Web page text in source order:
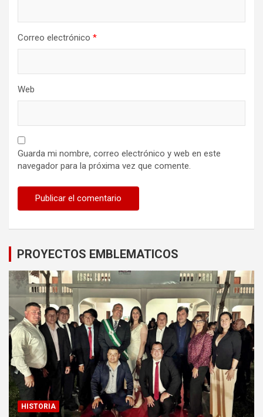
Correo electrónico *
Web
Guarda mi nombre, correo electrónico y web en este
navegador para la próxima vez que comente.
PROYECTOS EMBLEMATICOS
HISTORIA